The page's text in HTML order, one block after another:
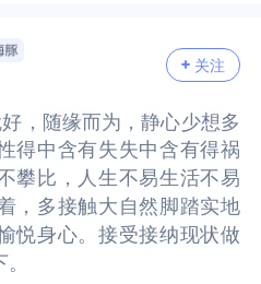
，你的父母没有能给予到
也需要有一颗接纳和理解
。你也无需做个完美的母
除了选择视角之外，你还
的观点，表达自己的不
许需求不一定被回应，但
里的表达不是发泄情绪，
后，所发出的请求。最
没有能给予到你所需要的
颗接纳和理解的态度。因
做个完美的母亲。从行为
角之外，你还可以选择表
达自己的不满，表达自己
被回应，但你有绝对表达
发泄情绪，而是在明白自
请求。最终，我和世界都
关注
，随缘而为，静心少想多
得中含有失失中含有得祸
攀比，人生不易生活不易
，多接触大自然脚踏实地
悦身心。接受接纳现状做
得中含有失失中含有得祸
攀比，人生不易生活不易
，多接触大自然脚踏实地
悦身心。接受接纳现状做